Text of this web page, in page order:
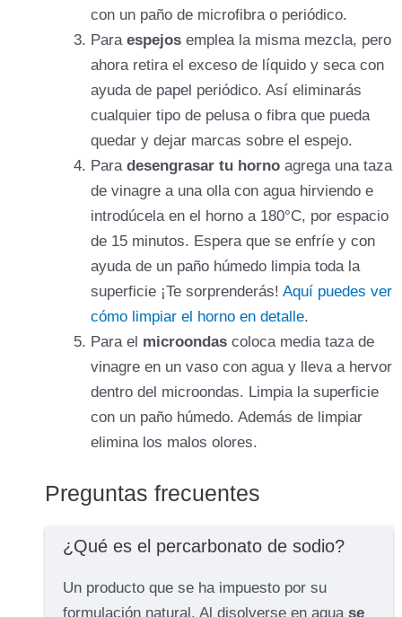
con un paño de microfibra o periódico.
Para espejos emplea la misma mezcla, pero
ahora retira el exceso de líquido y seca con
ayuda de papel periódico. Así eliminarás
cualquier tipo de pelusa o fibra que pueda
quedar y dejar marcas sobre el espejo.
Para desengrasar tu horno agrega una taza
de vinagre a una olla con agua hirviendo e
introdúcela en el horno a 180°C, por espacio
de 15 minutos. Espera que se enfríe y con
ayuda de un paño húmedo limpia toda la
superficie ¡Te sorprenderás! Aquí puedes ver
cómo limpiar el horno en detalle.
Para el microondas coloca media taza de
vinagre en un vaso con agua y lleva a hervor
dentro del microondas. Limpia la superficie
con un paño húmedo. Además de limpiar
elimina los malos olores.
Preguntas frecuentes
¿Qué es el percarbonato de sodio?
Un producto que se ha impuesto por su
formulación natural. Al disolverse en agua se